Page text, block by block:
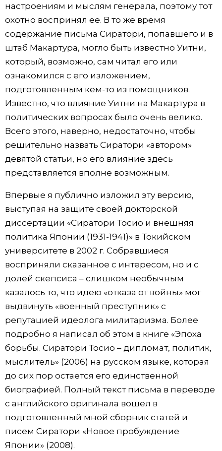
настроениям и мыслям генерала, поэтому тот
охотно воспринял ее. В то же время
содержание письма Сиратори, попавшего и в
штаб Макартура, могло быть известно Уитни,
который, возможно, сам читал его или
ознакомился с его изложением,
подготовленным кем-то из помощников.
Известно, что влияние Уитни на Макартура в
политических вопросах было очень велико.
Всего этого, наверно, недостаточно, чтобы
решительно назвать Сиратори «автором»
девятой статьи, но его влияние здесь
представляется вполне возможным.
Впервые я публично изложил эту версию,
выступая на защите своей докторской
диссертации «Сиратори Тосио и внешняя
политика Японии (1931-1941)» в Токийском
университете в 2002 г. Собравшиеся
восприняли сказанное с интересом, но и с
долей скепсиса – слишком необычным
казалось то, что идею «отказа от войны» мог
выдвинуть «военный преступник» с
репутацией идеолога милитаризма. Более
подробно я написал об этом в книге «Эпоха
борьбы. Сиратори Тосио – дипломат, политик,
мыслитель» (2006) на русском языке, которая
до сих пор остается его единственной
биографией. Полный текст письма в переводе
с английского оригинала вошел в
подготовленный мной сборник статей и
писем Сиратори «Новое пробуждение
Японии» (2008).